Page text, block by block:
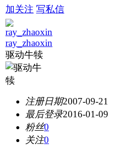
加关注 写私信
ray_zhaoxin
驱动牛犊
注册日期2007-09-21
最后登录2016-01-09
粉丝0
关注0